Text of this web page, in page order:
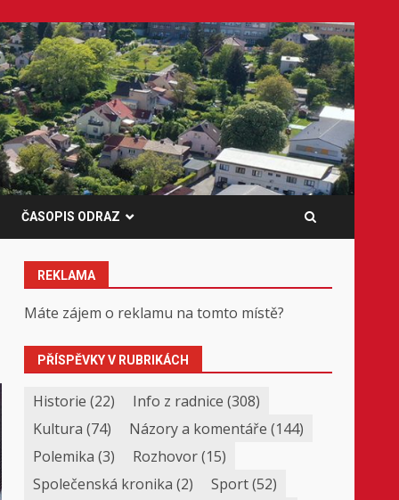
ČASOPIS ODRAZ
REKLAMA
Máte zájem o reklamu na tomto místě?
PŘÍSPĚVKY V RUBRIKÁCH
Historie (22) Info z radnice (308)
Kultura (74) Názory a komentáře (144)
Polemika (3) Rozhovor(15)
Společenská kronika (2) Sport(52)